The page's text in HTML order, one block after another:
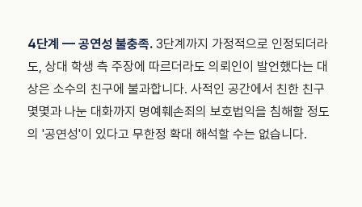
4단계 — 공연성 불충족. 3단계까지 가정적으로 인정되더라
도, 상대 학생 측 주장에 따르더라도 의뢰인이 발언했다는 대
상은 소수의 친구에 불과합니다. 사적인 공간에서 친한 친구
몇몇과 나눈 대화까지 명예훼손죄의 보호법익을 침해할 정도
의 '공연성'이 있다고 무한정 확대 해석할 수는 없습니다.